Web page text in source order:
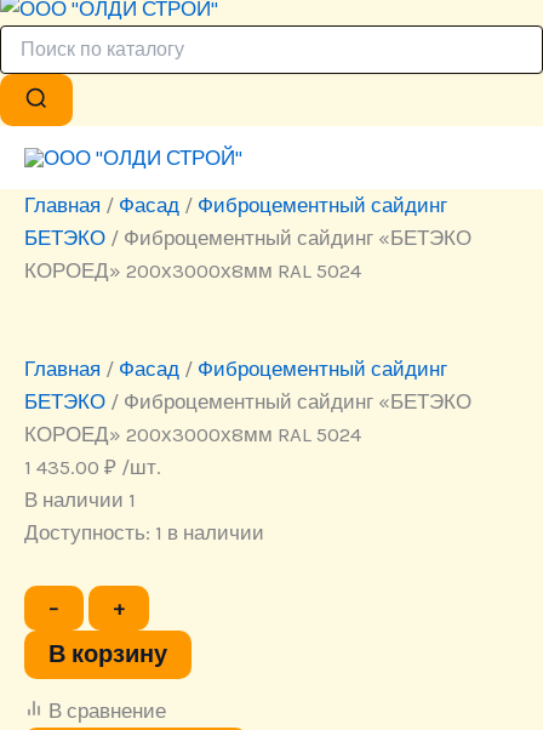
Главная / Фасад / Фиброцементный сайдинг
БЕТЭКО / Фиброцементный сайдинг «БЕТЭКО
КОРОЕД» 200х3000х8мм RAL 5024
Главная / Фасад / Фиброцементный сайдинг
БЕТЭКО / Фиброцементный сайдинг «БЕТЭКО
КОРОЕД» 200х3000х8мм RAL 5024
1 435.00 ₽ /шт.
В наличии 1
Доступность: 1 в наличии
−
Количество
товара
Фиброцементный
сайдинг
КОРОЕД"
+
В корзину
В сравнение